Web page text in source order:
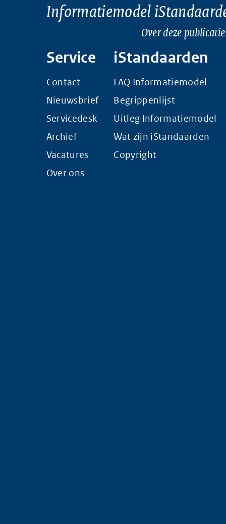
Informatiemodel
Over deze publicatie
Service
Contact
Nieuwsbrief
Servicedesk
Archief
Vacatures
Over ons
iStandaarden
FAQ Informatiemodel
Begrippenlijst
Uitleg Informatiemodel
Wat zijn iStandaarden
Copyright